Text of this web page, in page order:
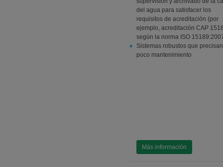
del agua para satisfacer los
requisitos de acreditación (por
ejemplo, acreditación CAP
según la norma ISO
Sistemas robustos que precisan
poco mantenimiento
Más información